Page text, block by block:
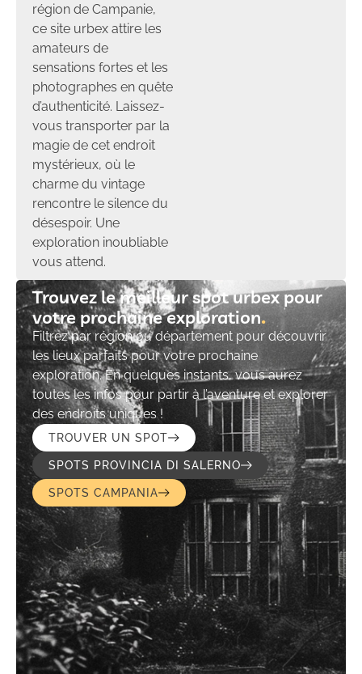
région de Campanie,
ce site urbex attire les
amateurs de
sensations fortes et les
photographes en quête
d’authenticité. Laissez-
vous transporter par la
magie de cet endroit
mystérieux, où le
charme du vintage
rencontre le silence du
désespoir. Une
exploration inoubliable
vous attend.
Trouvez le meilleur spot urbex pour
votre prochaine exploration​
Filtrez par région ou département pour découvrir
les lieux parfaits pour votre prochaine
exploration. En quelques instants, vous aurez
toutes les infos pour partir à l’aventure et explorer
des endroits uniques !
TROUVER UN SPOT
SPOTS PROVINCIA DI SALERNO
SPOTS CAMPANIA